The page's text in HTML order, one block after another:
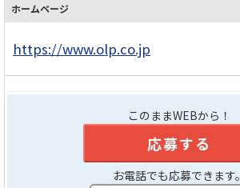
ホームページ
https://www.olp.co.jp
このままWEBから！
応募する
お電話でも応募できます。